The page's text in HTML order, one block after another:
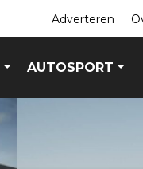
Adverteren
AUTOSPORT